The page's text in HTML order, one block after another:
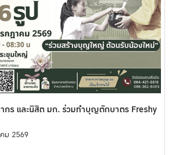
กร และนิสิต มก. ร่วมทำบุญตักบาตร Freshy
ม 2569